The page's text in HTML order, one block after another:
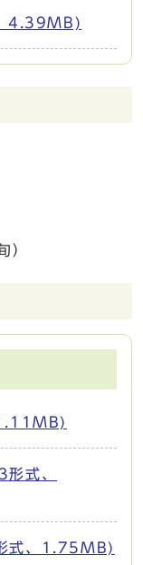
4.39MB)
）
式、
式、1.75MB)